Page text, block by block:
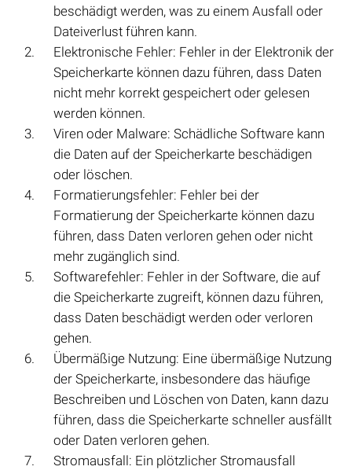
beschädigt werden, was zu einem Ausfall oder
Dateiverlust führen kann.
Elektronische Fehler: Fehler in der Elektronik der
Speicherkarte können dazu führen, dass Daten
nicht mehr korrekt gespeichert oder gelesen
werden können.
Viren oder Malware: Schädliche Software kann
die Daten auf der Speicherkarte beschädigen
oder löschen.
Formatierungsfehler: Fehler bei der
Formatierung der Speicherkarte können dazu
führen, dass Daten verloren gehen oder nicht
mehr zugänglich sind.
Softwarefehler: Fehler in der Software, die auf
die Speicherkarte zugreift, können dazu führen,
dass Daten beschädigt werden oder verloren
gehen.
Übermäßige Nutzung: Eine übermäßige Nutzung
der Speicherkarte, insbesondere das häufige
Beschreiben und Löschen von Daten, kann dazu
führen, dass die Speicherkarte schneller ausfällt
oder Daten verloren gehen.
Stromausfall: Ein plötzlicher Stromausfall